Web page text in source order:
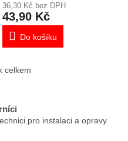
36,30 Kč bez DPH
43,90 Kč
Do košíku
celkem
pro instalaci a opravy.